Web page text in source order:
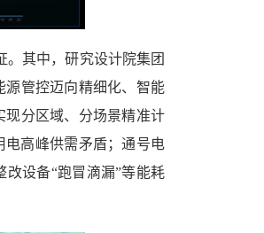
。其中，研究设计院集团
源管控迈向精细化、智能
现分区域、分场景精准计
电高峰供需矛盾；通号电
设备“跑冒滴漏”等能耗